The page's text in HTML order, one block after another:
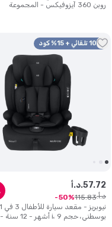
روبن 360 آيزوفيكس - المجموعة
10% تلقائي + 15% كود
بوسطني، حجم i، 9 أشهر - 12 سنة -
د.أ.57.72
د.أ. 115.83
50